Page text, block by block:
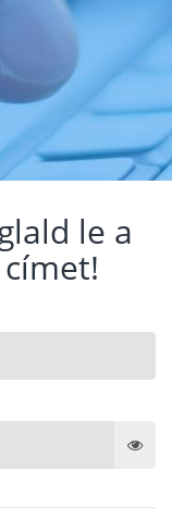
le a